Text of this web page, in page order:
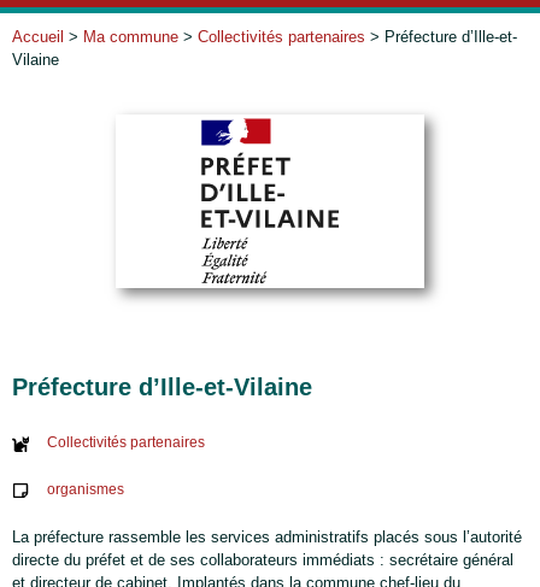
Accueil > Ma commune > Collectivités partenaires > Préfecture d’Ille-et-
Vilaine
Préfecture d’Ille-et-Vilaine
Collectivités partenaires
organismes
La préfecture rassemble les services administratifs placés sous l’autorité
directe du préfet et de ses collaborateurs immédiats : secrétaire général
et directeur de cabinet. Implantés dans la commune chef-lieu du